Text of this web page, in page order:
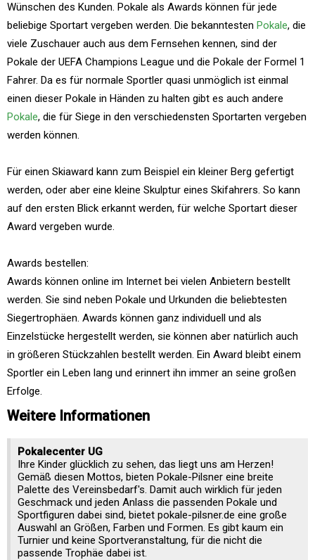
Wünschen des Kunden. Pokale als Awards können für jede
beliebige Sportart vergeben werden. Die bekanntesten Pokale, die
viele Zuschauer auch aus dem Fernsehen kennen, sind der
Pokale der UEFA Champions League und die Pokale der Formel 1
Fahrer. Da es für normale Sportler quasi unmöglich ist einmal
einen dieser Pokale in Händen zu halten gibt es auch andere
Pokale, die für Siege in den verschiedensten Sportarten vergeben
werden können.
Für einen Skiaward kann zum Beispiel ein kleiner Berg gefertigt
werden, oder aber eine kleine Skulptur eines Skifahrers. So kann
auf den ersten Blick erkannt werden, für welche Sportart dieser
Award vergeben wurde.
Awards bestellen:
Awards können online im Internet bei vielen Anbietern bestellt
werden. Sie sind neben Pokale und Urkunden die beliebtesten
Siegertrophäen. Awards können ganz individuell und als
Einzelstücke hergestellt werden, sie können aber natürlich auch
in größeren Stückzahlen bestellt werden. Ein Award bleibt einem
Sportler ein Leben lang und erinnert ihn immer an seine großen
Erfolge.
Weitere Informationen
Pokalecenter UG
Ihre Kinder glücklich zu sehen, das liegt uns am Herzen!
Gemäß diesen Mottos, bieten Pokale-Pilsner eine breite
Palette des Vereinsbedarf's. Damit auch wirklich für jeden
Geschmack und jeden Anlass die passenden Pokale und
Sportfiguren dabei sind, bietet pokale-pilsner.de eine große
Auswahl an Größen, Farben und Formen. Es gibt kaum ein
Turnier und keine Sportveranstaltung, für die nicht die
passende Trophäe dabei ist.